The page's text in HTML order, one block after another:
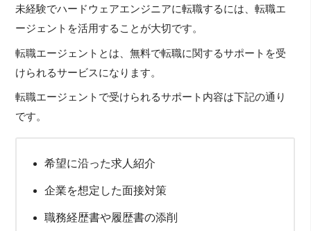
未経験でハードウェアエンジニアに転職するには、転職エ
ージェントを活用することが大切です。
転職エージェントとは、無料で転職に関するサポートを受
けられるサービスになります。
転職エージェントで受けられるサポート内容は下記の通り
です。
希望に沿った求人紹介
企業を想定した面接対策
職務経歴書や履歴書の添削